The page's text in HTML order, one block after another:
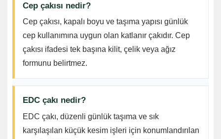
Cep çakısı nedir?
Cep çakısı, kapalı boyu ve taşıma yapısı günlük
cep kullanımına uygun olan katlanır çakıdır. Cep
çakısı ifadesi tek başına kilit, çelik veya ağız
formunu belirtmez.
EDC çakı nedir?
EDC çakı, düzenli günlük taşıma ve sık
karşılaşılan küçük kesim işleri için konumlandırılan